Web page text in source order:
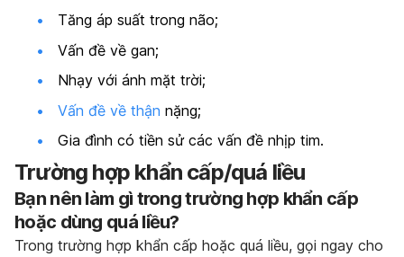
Tăng áp suất trong não;
Vấn đề về gan;
Nhạy với ánh mặt trời;
Vấn đề về thận nặng;
Gia đình có tiền sử các vấn đề nhịp tim.
Trường hợp khẩn cấp/quá liều
Bạn nên làm gì trong trường hợp khẩn cấp
hoặc dùng quá liều?
Trong trường hợp khẩn cấp hoặc quá liều, gọi ngay cho